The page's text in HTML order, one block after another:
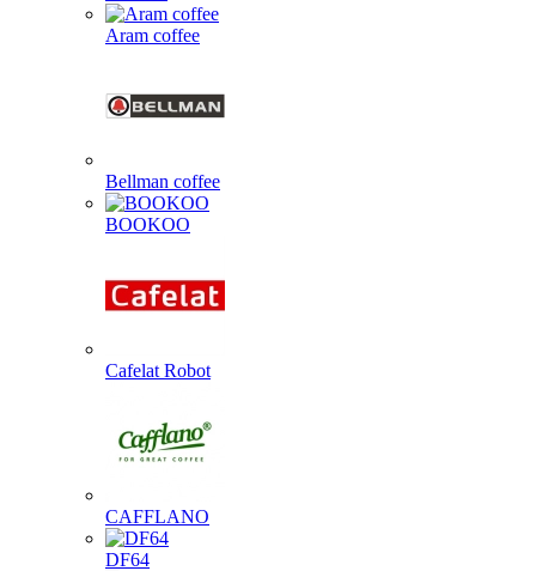
Aram coffee
Bellman coffee
BOOKOO
Cafelat Robot
CAFFLANO
DF64